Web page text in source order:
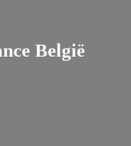
België